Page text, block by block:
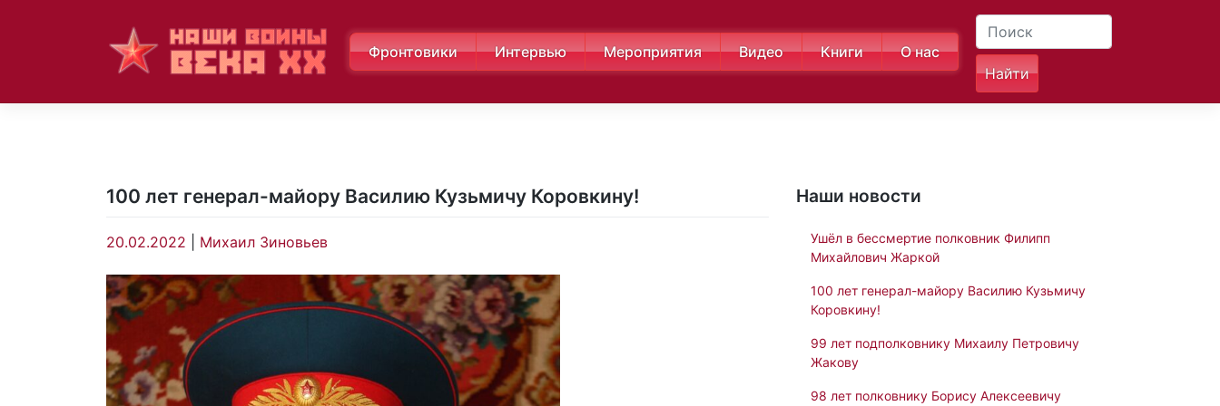
Фронтовики Интервью Мероприятия Видео Книги О нас
100 лет генерал-майору Василию Кузьмичу Коровкину!
20.02.2022 Михаил Зиновьев
Наши новости
Ушёл в бессмертие полковник Филипп
Михайлович Жаркой
100 лет генерал-майору Василию Кузьмичу
Коровкину!
99 лет подполковнику Михаилу Петровичу
Жакову
98 лет полковнику Борису Алексеевичу